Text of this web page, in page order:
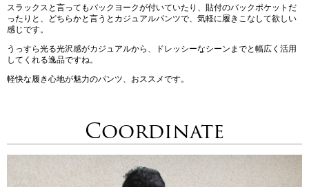
スラックスと言ってもバックヨークが付いていたり、貼付のバックポケットだ
ったりと、どちらかと言うとカジュアルパンツで、気軽に履きこなして欲しい
感じです。
うっすら光る光沢感がカジュアルから、ドレッシーなシーンまでと幅広く活用
してくれる逸品ですね。
軽快な履き心地が魅力のパンツ、おススメです。
Coordinate